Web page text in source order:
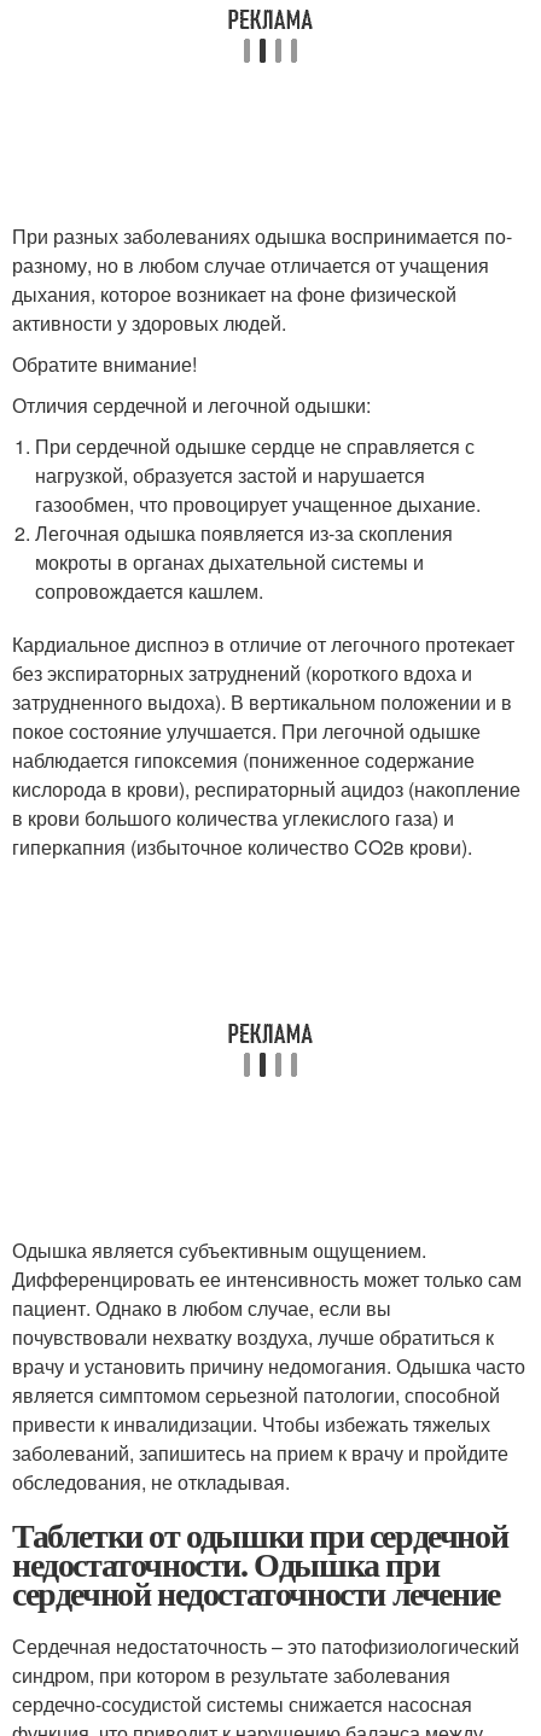
При разных заболеваниях одышка воспринимается по-
разному, но в любом случае отличается от учащения
дыхания, которое возникает на фоне физической
активности у здоровых людей.
Обратите внимание!
Отличия сердечной и легочной одышки:
При сердечной одышке сердце не справляется с
нагрузкой, образуется застой и нарушается
газообмен, что провоцирует учащенное дыхание.
Легочная одышка появляется из-за скопления
мокроты в органах дыхательной системы и
сопровождается кашлем.
Кардиальное диспноэ в отличие от легочного протекает
без экспираторных затруднений (короткого вдоха и
затрудненного выдоха). В вертикальном положении и в
покое состояние улучшается. При легочной одышке
наблюдается гипоксемия (пониженное содержание
кислорода в крови), респираторный ацидоз (накопление
в крови большого количества углекислого газа) и
гиперкапния (избыточное количество CO2в крови).
Одышка является субъективным ощущением.
Дифференцировать ее интенсивность может только сам
пациент. Однако в любом случае, если вы
почувствовали нехватку воздуха, лучше обратиться к
врачу и установить причину недомогания. Одышка часто
является симптомом серьезной патологии, способной
привести к инвалидизации. Чтобы избежать тяжелых
заболеваний, запишитесь на прием к врачу и пройдите
обследования, не откладывая.
Таблетки от одышки при сердечной
недостаточности. Одышка при
сердечной недостаточности лечение
Сердечная недостаточность – это патофизиологический
синдром, при котором в результате заболевания
сердечно-сосудистой системы снижается насосная